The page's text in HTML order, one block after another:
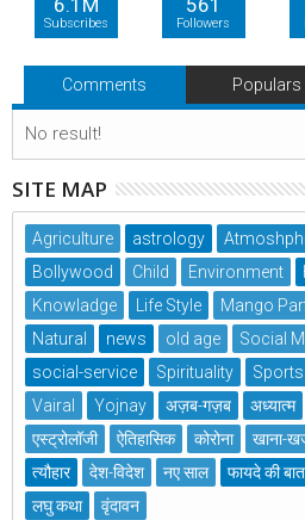
Subscribes Followers
Comments Populars
No result!
SITE MAP
Agriculture astrology
Bollywood
Child Environment
Knowladge
Life Style Mango
Natural
news old age Social
social-service
Spirituality Sports
Vairal
Yojnay अज़ब-गज़ब अध्यात्म
एस्ट्रोलॉजी
ऐतिहासिक कोरोना खाना-
त्यौहार
देश-विदेश नए साल फायदे की बात
लघु कथा
वृंदावन